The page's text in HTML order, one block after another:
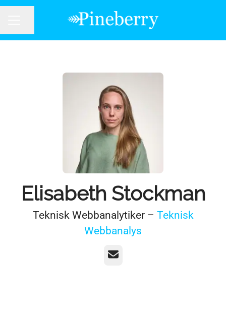
Elisabeth Stockman
Teknisk Webbanalytiker – Teknisk
Webbanalys
E-post